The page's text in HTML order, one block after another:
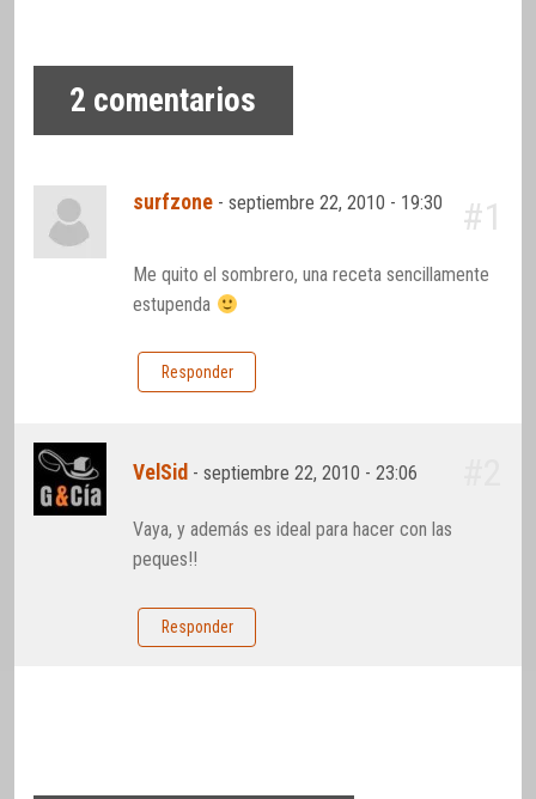
2 comentarios
surfzone -septiembre 22, 2010 - 19:30 #1
Me quito el sombrero, una receta sencillamente
estupenda
Responder
VelSid -septiembre 22, 2010 - 23:06
Vaya, y además es ideal para hacer con las
peques!!
Responder